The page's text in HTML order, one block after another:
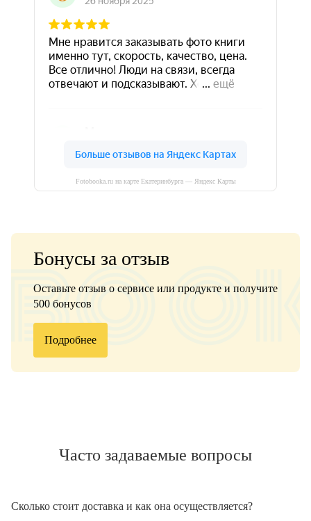
Fotobooka.ru на карте Екатеринбурга — Яндекс Карты
Бонусы за отзыв
Оставьте отзыв о сервисе или продукте и получите
500 бонусов
Подробнее
Часто задаваемые вопросы
Сколько стоит доставка и как она осуществляется?